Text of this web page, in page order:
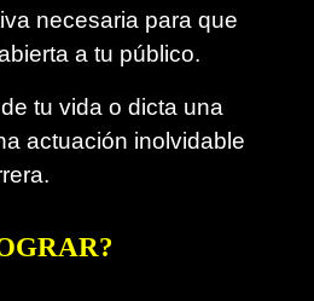
necesaria para que
a tu público.
tu vida o dicta una
actuación inolvidable
?